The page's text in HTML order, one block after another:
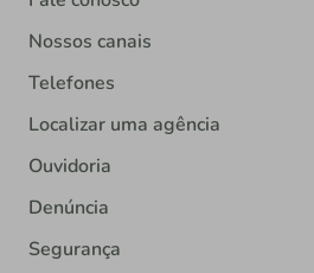
Nossos canais
Telefones
Localizar uma agência
Ouvidoria
Denúncia
Segurança